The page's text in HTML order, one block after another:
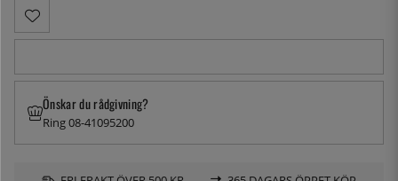
Önskar du rådgivning?
Ring 08-41095200